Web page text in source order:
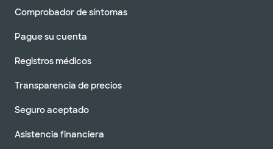
Comprobador de síntomas
Pague su cuenta
Registros médicos
Transparencia de precios
Seguro aceptado
Asistencia financiera